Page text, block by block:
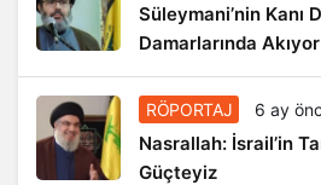
Süleymani’nin Kanı
Damarlarında Akıyor
RÖPORTAJ 6 ay
Nasrallah: İsrail’in
Güçteyiz